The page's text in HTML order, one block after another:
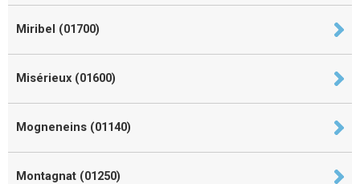
Miribel (01700)
Misérieux (01600)
Mogneneins (01140)
Montagnat (01250)